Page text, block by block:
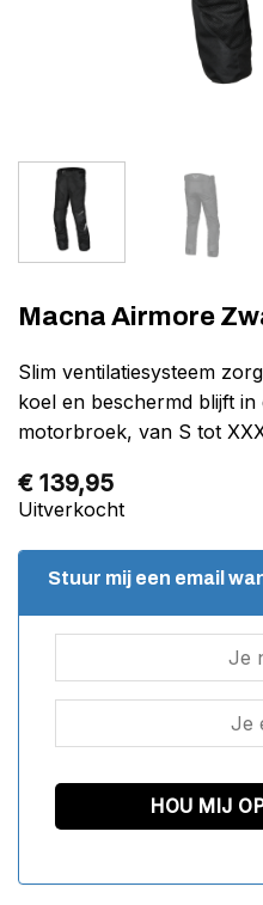
Macna Airmore
Slim ventilatiesysteem
koel en beschermd blijft
motorbroek, van S tot
€ 139,95
Uitverkocht
Stuur mij een email